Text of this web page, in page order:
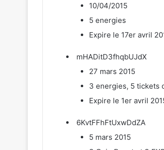
10/04/2015
5 energies
Expire le 17er avril
mHADitD3fhqbUJdX
27 mars 2015
3 energies, 5 tickets
Expire le 1er avril
6KvtFFhFtUxwDdZA
5 mars 2015